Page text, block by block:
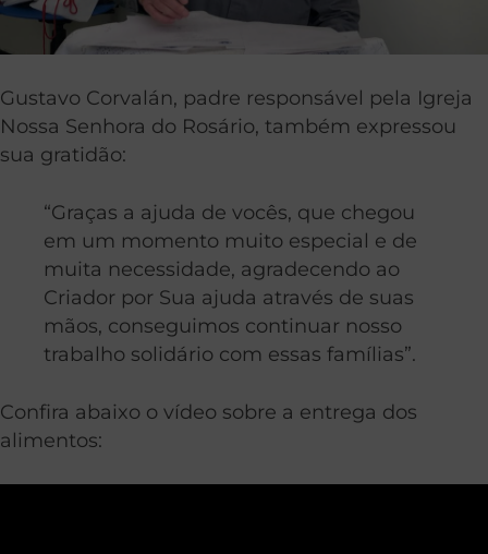
Gustavo Corvalán, padre responsável pela Igreja
Nossa Senhora do Rosário, também expressou
sua gratidão:
“Graças a ajuda de vocês, que chegou
em um momento muito especial e de
muita necessidade, agradecendo ao
Criador por Sua ajuda através de suas
mãos, conseguimos continuar nosso
trabalho solidário com essas famílias”.
Confira abaixo o vídeo sobre a entrega dos
alimentos: